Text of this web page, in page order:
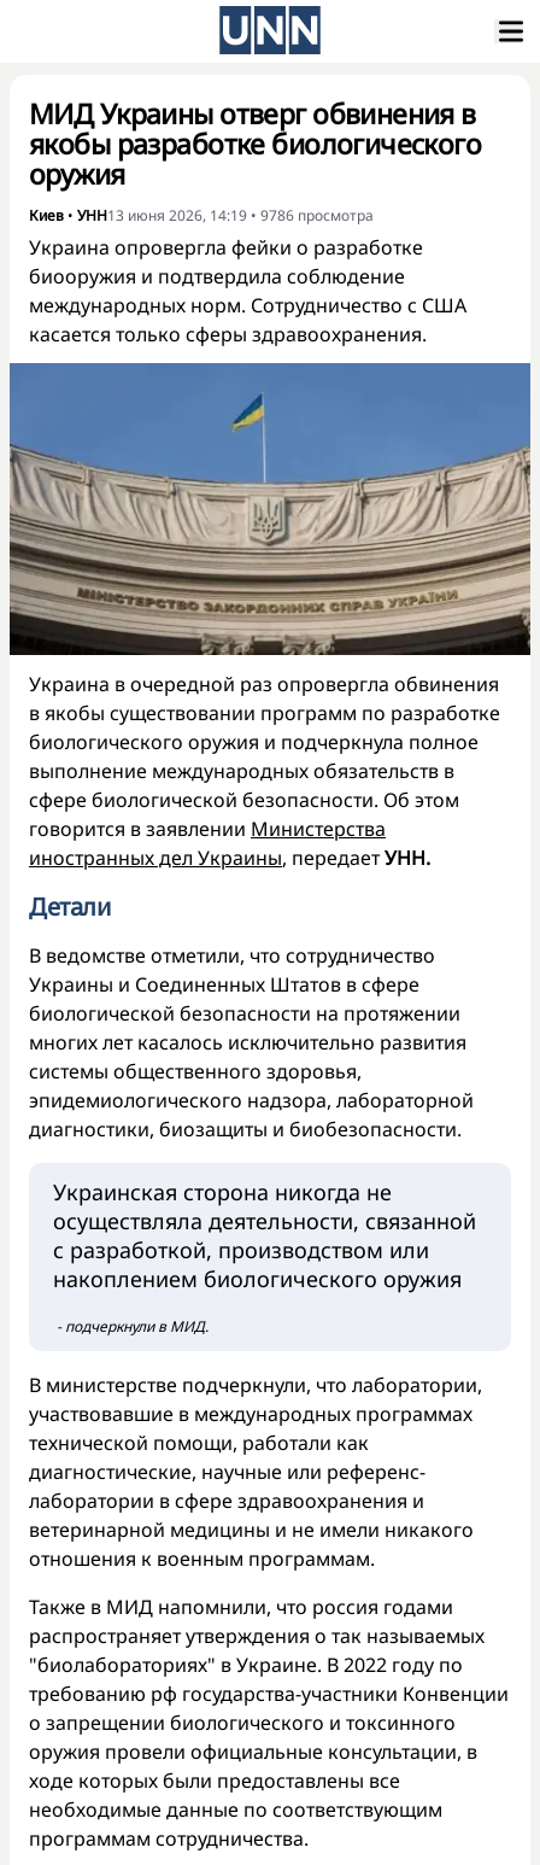
МИД Украины отверг обвинения в
якобы разработке биологического
оружия
Киев • УНН13 июня 2026, 14:19 • 9786 просмотра
Украина опровергла фейки о разработке
биооружия и подтвердила соблюдение
международных норм. Сотрудничество с США
касается только сферы здравоохранения.
Украина в очередной раз опровергла обвинения
в якобы существовании программ по разработке
биологического оружия и подчеркнула полное
выполнение международных обязательств в
сфере биологической безопасности. Об этом
говорится в заявлении Министерства
иностранных дел Украины, передаетУНН.
Детали
В ведомстве отметили, что сотрудничество
Украины и Соединенных Штатов в сфере
биологической безопасности на протяжении
многих лет касалось исключительно развития
системы общественного здоровья,
эпидемиологического надзора, лабораторной
диагностики, биозащиты и биобезопасности.
Украинская сторона никогда не
осуществляла деятельности, связанной
с разработкой, производством или
накоплением биологического оружия
- подчеркнули в МИД.
В министерстве подчеркнули, что лаборатории,
участвовавшие в международных программах
технической помощи, работали как
диагностические, научные или референс-
лаборатории в сфере здравоохранения и
ветеринарной медицины и не имели никакого
отношения к военным программам.
Также в МИД напомнили, что россия годами
распространяет утверждения о так называемых
"биолабораториях" в Украине. В 2022 году по
требованию рф государства-участники Конвенции
о запрещении биологического и токсинного
оружия провели официальные консультации, в
ходе которых были предоставлены все
необходимые данные по соответствующим
программам сотрудничества.